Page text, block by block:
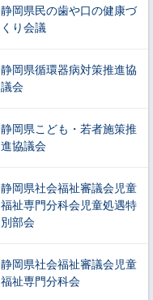
静岡県民の歯や口の健康づ
くり会議
静岡県循環器病対策推進協
議会
静岡県こども・若者施策推
進協議会
静岡県社会福祉審議会児童
福祉専門分科会児童処遇特
別部会
静岡県社会福祉審議会児童
福祉専門分科会